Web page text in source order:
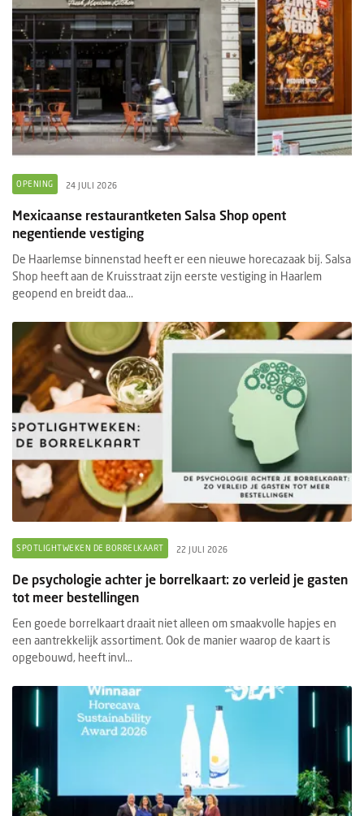
OPENING 24 JULI 2026
Mexicaanse restaurantketen Salsa Shop opent
negentiende vestiging
De Haarlemse binnenstad heeft er een nieuwe horecazaak bij. Salsa
Shop heeft aan de Kruisstraat zijn eerste vestiging in Haarlem
geopend en breidt daa...
SPOTLIGHTWEKEN DE BORRELKAART 22 JULI 2026
De psychologie achter je borrelkaart: zo verleid je gasten
tot meer bestellingen
Een goede borrelkaart draait niet alleen om smaakvolle hapjes en
een aantrekkelijk assortiment. Ook de manier waarop de kaart is
opgebouwd, heeft invl...